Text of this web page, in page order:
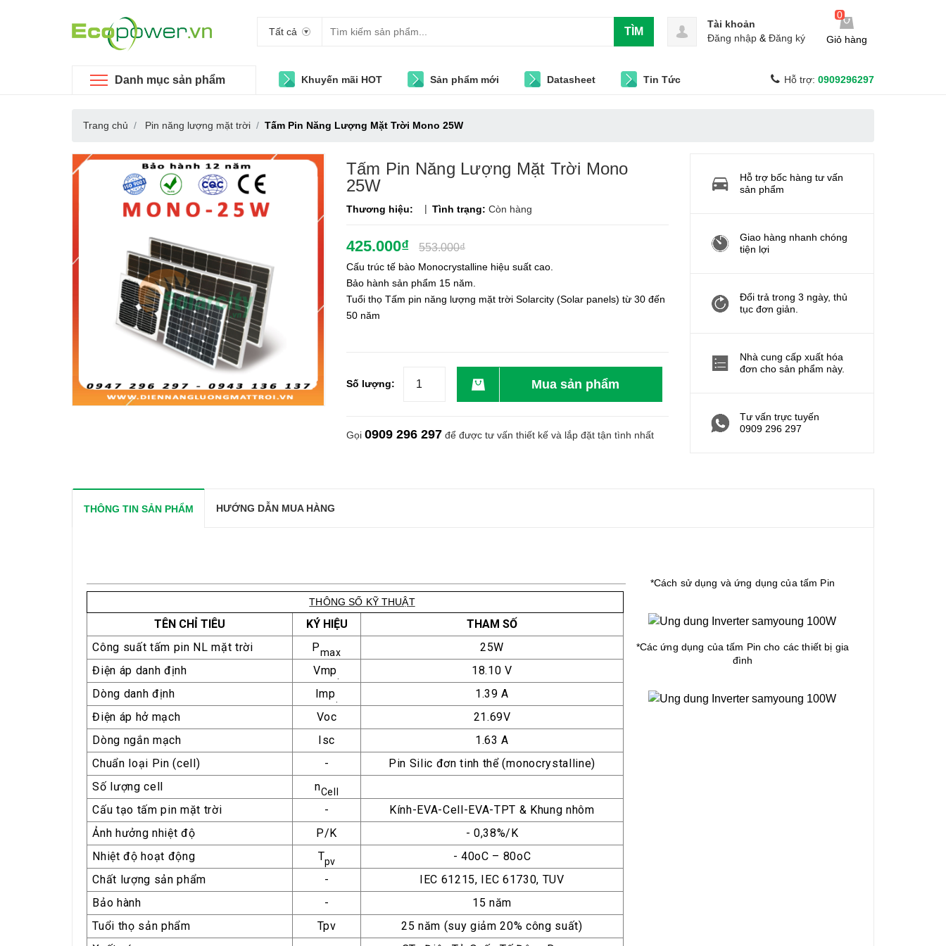
Tất cả TÌM
0
Giỏ hàng
Tài khoản
Đăng nhập & Đăng ký
Danh mục sản phẩm Khuyến mãi HOT Sản phẩm mới Datasheet Tin Tức Hỗ trợ: 0909296297
Trang chủ Pin năng lượng mặt trời Tấm Pin Năng Lượng Mặt Trời Mono 25W
Tấm Pin Năng Lượng Mặt Trời Mono
25W
Thương hiệu: | Tình trạng: Còn hàng
425.000₫ 553.000₫
Cấu trúc tế bào Monocrystalline hiệu suất cao.
Bảo hành sản phẩm 15 năm.
Tuổi thọ Tấm pin năng lượng mặt trời Solarcity (Solar panels) từ 30 đến
50 năm
Số lượng: Mua sản phẩm
Gọi 0909 296 297 để được tư vấn thiết kế và lắp đặt tận tình nhất
Hỗ trợ bốc hàng tư vấn
sản phẩm
Giao hàng nhanh chóng
tiện lợi
Đổi trả trong 3 ngày, thủ
tục đơn giản.
Nhà cung cấp xuất hóa
đơn cho sản phẩm này.
Tư vấn trực tuyến
0909 296 297
THÔNG TIN SẢN PHẨM HƯỚNG DẪN MUA HÀNG
THÔNG SỐ KỸ THUẬT
TÊN CHỈ TIÊU KÝ HIỆU
THAM SỐ
Công suất tấm pin NL mặt trời
Pmax
25W
Điện áp danh định
Vmp
18.10 V
Dòng danh định
Imp
1.39 A
Điện áp hở mạch
Voc
21.69V
Dòng ngắn mạch
Isc
1.63 A
Chuẩn loại Pin (cell)
- Pin Silic đơn tinh thể (monocrystalline)
Số lượng cell
nCell
Cấu tạo tấm pin mặt trời -
Kính-EVA-Cell-EVA-TPT & Khung nhôm
Ảnh hưởng nhiệt độ
P/K
- 0,38%/K
Nhiệt độ hoạt động
Tpv
- 40oC – 80oC
Chất lượng sản phẩm
-
IEC 61215, IEC 61730, TUV
Bảo hành
-
15 năm
Tuổi thọ sản phẩm
Tpv
25 năm (suy giảm 20% công suất)
*Cách sử dụng và ứng dụng của tấm Pin
*Các ứng dụng của tấm Pin cho các thiết bị gia
đình